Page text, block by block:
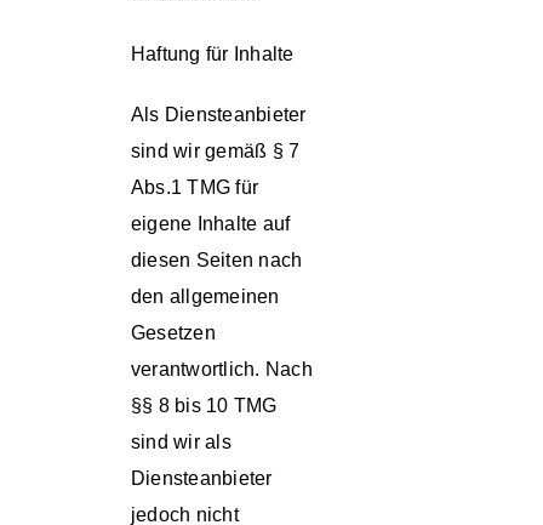
Haftung für Inhalte
Als Diensteanbieter
sind wir gemäß § 7
Abs.1 TMG für
eigene Inhalte auf
diesen Seiten nach
den allgemeinen
Gesetzen
verantwortlich. Nach
§§ 8 bis 10 TMG
sind wir als
Diensteanbieter
jedoch nicht